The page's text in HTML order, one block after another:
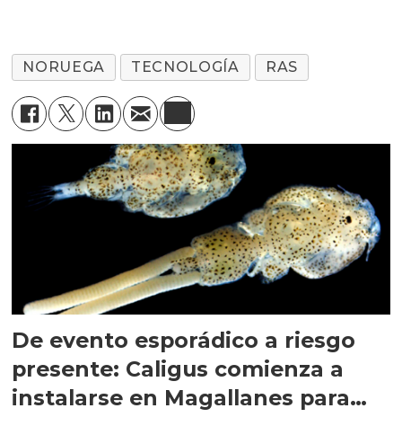
NORUEGA TECNOLOGÍA RAS
De evento esporádico a riesgo
presente: Caligus comienza a
instalarse en Magallanes para